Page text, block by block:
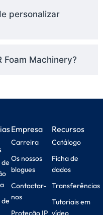
personalizar
Foam Machinery?
de
de
Empresa
Carreira
Os nossos
blogues
Contactar-
nos
Proteção IP
Recursos
Catálogo
Ficha de
dados
Transferências
Tutoriais em
vídeo